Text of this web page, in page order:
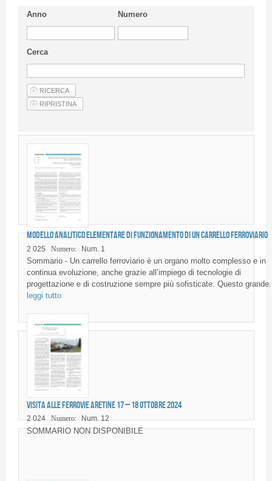
Guideline
Privacy & Policy
Articles
Suppliers of products and services
Anno Numero
Cerca
Modello analitico elementare di funzionamento di un carrello ferroviario
2 025 Numero: Num. 1
Sommario - Un carrello ferroviario è un organo molto complesso e in
continua evoluzione, anche grazie all’impiego di tecnologie di
progettazione e di costruzione sempre più sofisticate. Questo
leggi tutto
Visita alle Ferrovie Aretine 17 – 18 ottobre 2024
2 024 Numero: Num. 12
SOMMARIO NON DISPONIBILE